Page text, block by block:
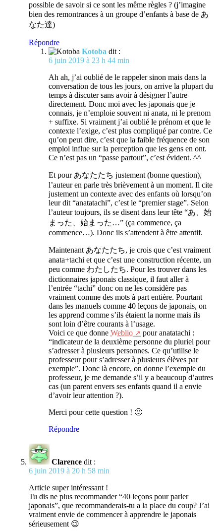
possible de savoir si ce sont les même règles ? (j’imagine
bien des remontrances à un groupe d’enfants à base de あ
なた達)
Répondre
Kotoba dit :
6 juin 2019 à 23 h 44 min
Ah ah, j’ai oublié de le rappeler sinon mais dans la
conversation de tous les jours, on arrive la plupart du
temps à discuter sans avoir à désigner l’autre
directement. Donc moi avec les japonais que je
connais, je n’emploie souvent ni anata, ni le prenom
+ suffixe. Si vraiment j’ai oublié le prénom et que le
contexte l’exige, c’est plus compliqué par contre. Ce
qu’on peut dire, c’est que la faible fréquence de son
emploi influe sur la perception que les gens en ont.
Ce n’est pas un “passe partout”, c’est évident. ^^
Et pour あなたたち justement (bonne question),
l’auteur en parle très brièvement à un moment. Il cite
justement un contexte avec des enfants où lorsqu’on
leur dit “anatatachi”, c’est le “premier stage”. Selon
l’auteur toujours, ils se disent dans leur tête “あ、始
まった、始まった…” (ça commence, ça
commence…). Donc ils s’attendent à être attentif.
Maintenant あなたたち, je crois que c’est vraiment
anata+tachi et que c’est une construction récente, un
peu comme わたしたち. Pour les trouver dans les
dictionnaires japonais classique, il faut aller à
l’entrée “tachi” donc on ne les considère pas
vraiment comme des mots à part entière. Pourtant
dans les manuels comme 40 leçons de japonais, on
les apprend comme s’ils étaient la norme mais ils
sont loin d’être courants à l’usage.
Voici ce que donne Weblio
pour anatatachi :
“indicateur de la deuxième personne du pluriel pour
s’adresser à plusieurs personnes. Ce qu’utilise le
professeur pour s’adresser à plusieurs élèves par
exemple”. Donc là encore, on donne l’exemple du
professeur, je me demande s’il y a beaucoup d’autres
cas (un parent envers ses enfants quand il a envie
d’avoir leur attention ?).
Merci pour cette question ! 🙂
Répondre
Clarence dit :
6 juin 2019 à 20 h 58 min
Article super intéressant !
Tu dis ne plus recommander “40 leçons pour parler
japonais”, que recommanderais-tu a la place du coup? J’ai
vraiment envie de commencer à apprendre le japonais
sérieusement 😉